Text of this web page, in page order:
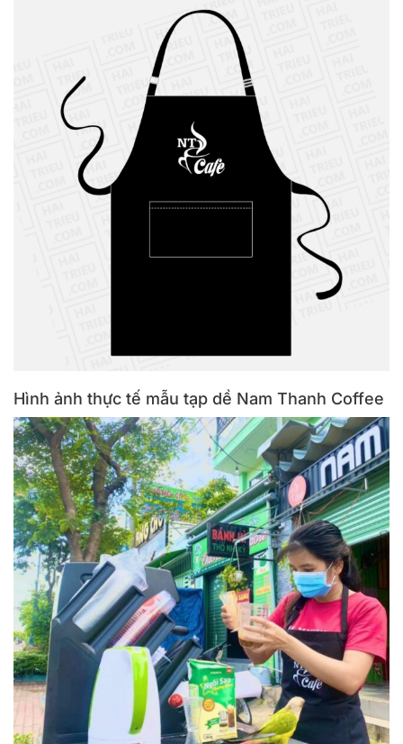
Hình ảnh thực tế mẫu tạp dề Nam Thanh Coffee